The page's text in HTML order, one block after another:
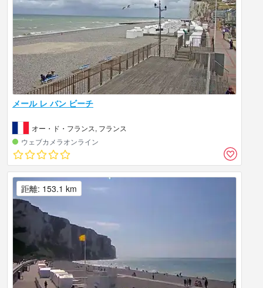
メール レ バン ビーチ
オー・ド・フランス, フランス
ウェブカメラオンライン
距離: 153.1 km